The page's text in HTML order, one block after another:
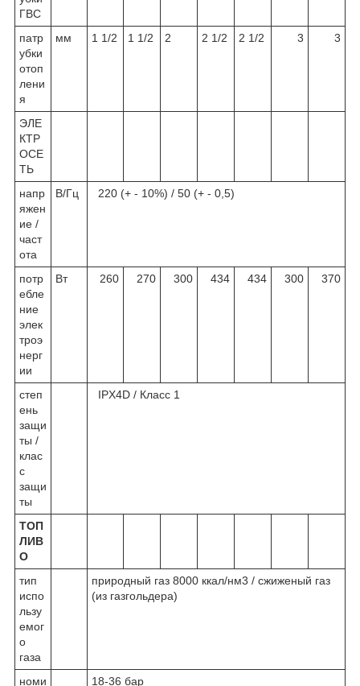
ГВС
патр
убки
отоп
лени
я
мм 1 1/2 1 1/2 2 2 1/2 2 1/2 3 3
ЭЛЕ
КТР
ОСЕ
ТЬ
напр
яжен
ие /
част
ота
В/Гц 220 (+ - 10%) / 50 (+ - 0,5)
потр
ебле
ние
элек
троэ
нерг
ии
Вт 260 270 300 434 434 300 370
степ
ень
защи
ты /
клас
с
защи
ты
IPX4D / Класс 1
ТОП
ЛИВ
О
тип
испо
льзу
емог
о
газа
природный газ 8000 ккал/нм3 / сжиженый газ
(из газгольдера)
номи
18-36 бар